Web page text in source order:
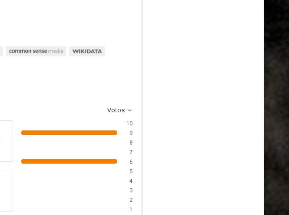
Votos
10
9
8
7
6
5
4
3
2
1